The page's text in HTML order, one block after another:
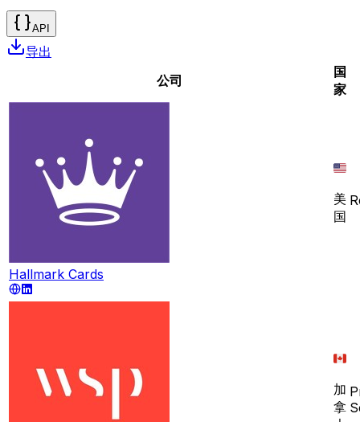
API
导出
公司
国
家
Hallmark Cards
美
国
加
拿